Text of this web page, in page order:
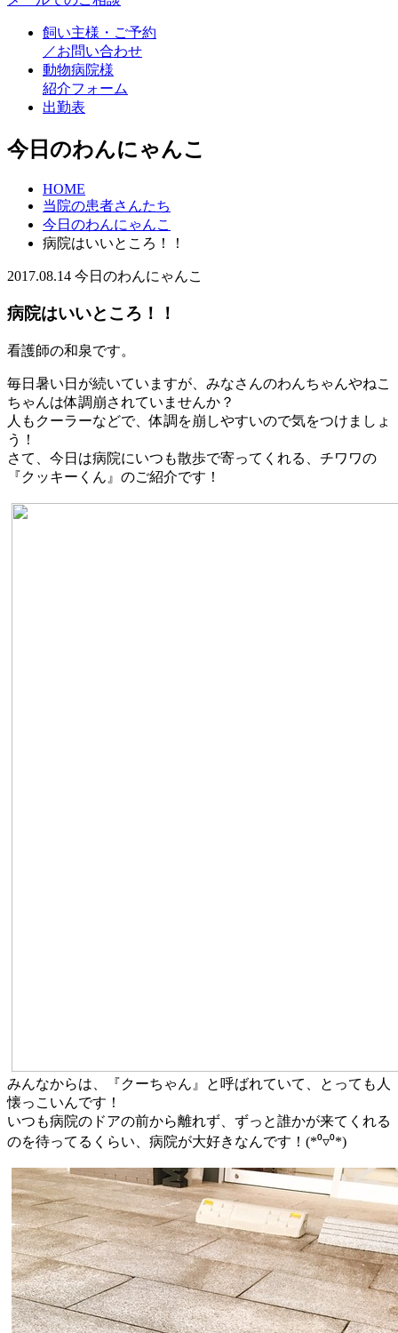
飼い主様・ご予約
／お問い合わせ
動物病院様
紹介フォーム
出勤表
今日のわんにゃんこ
HOME
当院の患者さんたち
今日のわんにゃんこ
病院はいいところ！！
2017.08.14 今日のわんにゃんこ
病院はいいところ！！
看護師の和泉です。
毎日暑い日が続いていますが、みなさんのわんちゃんやねこ
ちゃんは体調崩されていませんか？
人もクーラーなどで、体調を崩しやすいので気をつけましょ
う！
さて、今日は病院にいつも散歩で寄ってくれる、チワワの
『クッキーくん』のご紹介です！
みんなからは、『クーちゃん』と呼ばれていて、とっても人
懐っこいんです！
いつも病院のドアの前から離れず、ずっと誰かが来てくれる
のを待ってるくらい、病院が大好きなんです！(*⁰▿⁰*)